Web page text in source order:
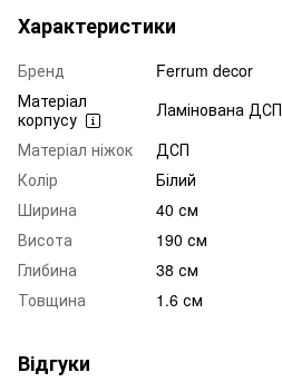
Характеристики
Бренд
Ferrum decor
Матеріал
корпусу
Ламінована ДСП
Матеріал ніжок
ДСП
Колір
Білий
Ширина
40 см
Висота
190 см
Глибина
38 см
Товщина
1.6 см
Відгуки